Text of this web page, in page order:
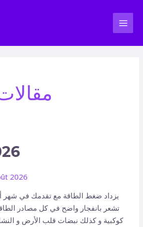
2026
يزداد ضغط الطاقة مع تقدمك في شهر
تشعر بانفجار واضح في كل مصادر
كوكبية و كذلك نبضات قلب الأرض و